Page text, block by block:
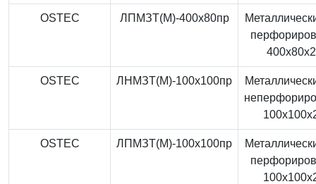
OSTEC ЛПМЗТ(М)-400x80пр
OSTEC ЛНМЗТ(М)-100x100пр
OSTEC ЛПМЗТ(М)-100x100пр